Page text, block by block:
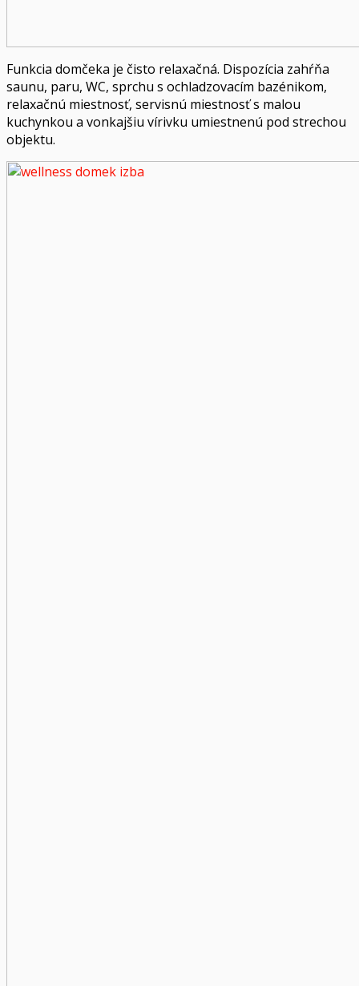
Funkcia domčeka je čisto relaxačná. Dispozícia zahŕňa
saunu, paru, WC, sprchu s ochladzovacím bazénikom,
relaxačnú miestnosť, servisnú miestnosť s malou
kuchynkou a vonkajšiu vírivku umiestnenú pod strechou
objektu.